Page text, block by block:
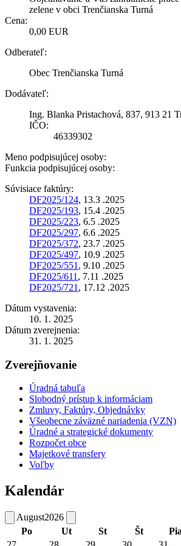
zelene v obci Trenčianska Turná
Cena:
0,00 EUR
Odberateľ:
Obec Trenčianska Turná
Dodávateľ:
Ing. Blanka Pristachová, 837, 913 21
IČO:
46339302
Meno podpisujúcej osoby:
Funkcia podpisujúcej osoby:
Súvisiace faktúry:
DF2025/124, 13.3 .2025
DF2025/193, 15.4 .2025
DF2025/223, 6.5 .2025
DF2025/297, 6.6 .2025
DF2025/372, 23.7 .2025
DF2025/497, 10.9 .2025
DF2025/551 , 9.10 .2025
DF2025/611 , 7.11 .2025
DF2025/721 , 17.12 .2025
Dátum vystavenia:
10. 1. 2025
Dátum zverejnenia:
31. 1. 2025
Zverejňovanie
Úradná tabuľa
Slobodný prístup k informáciam
Zmluvy, Faktúry, Objednávky
Všeobecne záväzné nariadenia (VZN)
Úradné a strategické dokumenty
Rozpočet obce
Majetkové transfery
Voľby
Kalendár
August2026
Po
Ut St Št Pia